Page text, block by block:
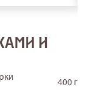
И
400 г